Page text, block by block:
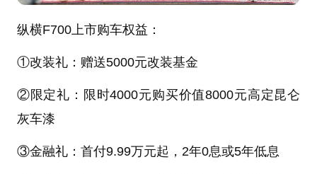
纵横F700上市购车权益：
①改装礼：赠送5000元改装基金
②限定礼：限时4000元购买价值8000元高定昆仑
灰车漆
③金融礼：首付9.99万元起，2年0息或5年低息